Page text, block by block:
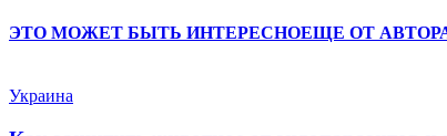
ЭТО МОЖЕТ БЫТЬ ИНТЕРЕСНОЕЩЕ ОТ
Украина